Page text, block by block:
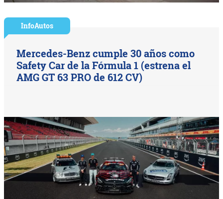
InfoAutos
Mercedes-Benz cumple 30 años como
Safety Car de la Fórmula 1 (estrena el
AMG GT 63 PRO de 612 CV)